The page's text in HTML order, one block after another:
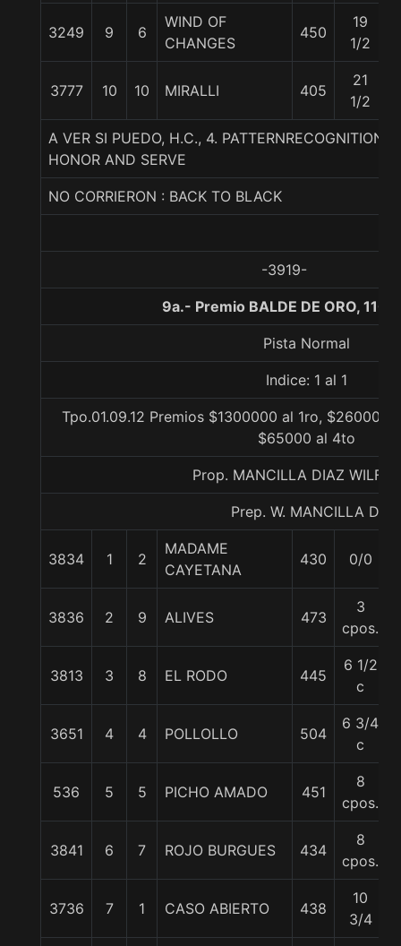
3249 9 6
WIND OF
CHANGES
450
19
1/2
3777 10 10 MIRALLI 405
21
1/2
A VER SI PUEDO, H.C., 4. PATTERNRECOGNITION-
HONOR AND SERVE
NO CORRIERON : BACK TO BLACK
-3919-
9a.- Premio BALDE DE ORO,
Pista Normal
Indice: 1 al 1
Tpo.01.09.12 Premios $1300000 al 1ro, $260000
$65000 al 4to
Prop. MANCILLA DIAZ
Prep. W. MANCILLA D.
3834 1 2
MADAME
CAYETANA
430 0/0
3836 2 9 ALIVES 473
3
cpos.
3813 3 8 EL RODO 445
6 1/2
c
3651 4 4 POLLOLLO 504
6 3/4
c
536 5 5 PICHO AMADO 451
8
cpos.
3841 6 7 ROJO BURGUES 434
8
cpos.
3736 7 1 CASO ABIERTO 438
10
3/4